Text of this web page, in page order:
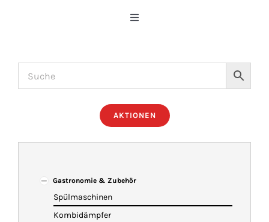
Toggle
NEWS
ÜBER UNS
KATALOG
AKTIONEN
Gastronomie & Zubehör
Spülmaschinen
Kombidämpfer